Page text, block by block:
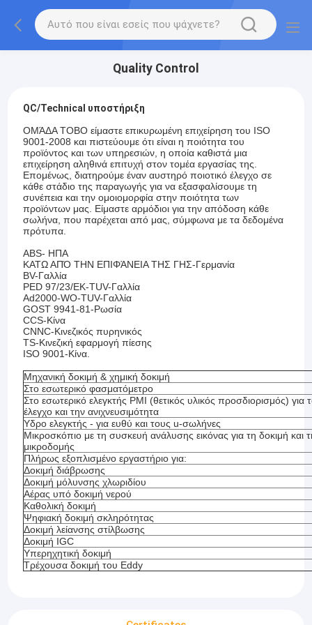
Quality Control
QC/Technical υποστήριξη
ΟΜΆΔΑ TOBO είμαστε επικυρωμένη επιχείρηση του ISO
9001-2008 και πιστεύουμε ότι είναι η ποιότητα του
προϊόντος και των υπηρεσιών, η οποία καθιστά μια
επιχείρηση αληθινά επιτυχή στον τομέα εργασίας της.
Επομένως, διατηρούμε έναν αυστηρό ποιοτικό έλεγχο σε
κάθε στάδιο της παραγωγής για να εξασφαλίσουμε τη
συνέπεια και την ομοιομορφία στην ποιότητα των
προϊόντων μας. Είμαστε αρμόδιοι για την απόδοση κάθε
σωλήνα, που παρέχεται από μας, σύμφωνα με τα δεδομένα
πρότυπα.
ABS- ΗΠΑ
ΚΑΤΩ ΑΠΌ ΤΗΝ ΕΠΙΦΆΝΕΙΑ ΤΗΣ ΓΗΣ-Γερμανία
BV-Γαλλία
PED 97/23/ΕΚ-TUV-Γαλλία
Ad2000-WO-TUV-Γαλλία
GOST 9941-81-Ρωσία
CCS-Κίνα
CNNC-Κινεζικός πυρηνικός
TS-Κινεζική εφαρμογή πίεσης
ISO 9001-Κίνα.
Μηχανική δοκιμή & χημική δοκιμή
Στο εσωτερικό φασματόμετρο
Στο εσωτερικό ελεγκτής PMI (θετικός υλικός προσδιορισμός) για
έλεγχο και την ανιχνευσιμότητα
Υδρο ελεγκτής - για ευθύ και τους u-σωλήνες
Μικροσκόπιο με τη συσκευή ανάλυσης εικόνας για τη δοκιμή και
μικροδομής
Πλήρως εξοπλισμένο εργαστήριο για:
Δοκιμή διάβρωσης
Δοκιμή μόλυνσης χλωριδίου
Αέρας υπό δοκιμή νερού
Καθολική δοκιμή
Ψηφιακή δοκιμή σκληρότητας
Δοκιμή λείανσης στίλβωσης
Δοκιμή IGC
Υπερηχητική δοκιμή
Τρέχουσα δοκιμή του Eddy